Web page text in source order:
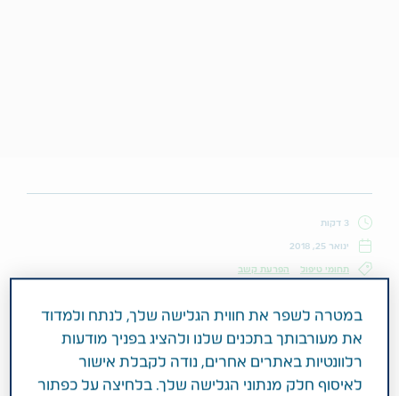
3 דקות
ינואר 25, 2018
תחומי טיפול הפרעת קשב
ADHD או הפרעת קשב וריכוז משפיעה על
הסובלים ממנה באופן יומיומי בשלל תחומי
במטרה לשפר את חווית הגלישה שלך, לנתח ולמדוד
את מעורבותך בתכנים שלנו ולהציג בפניך מודעות
רלוונטיות באתרים אחרים, נודה לקבלת אישור
לאיסוף חלק מנתוני הגלישה שלך. בלחיצה על כפתור